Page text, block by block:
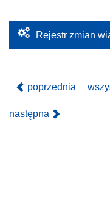
2
p
d
Rejestr zmian
poprzednia
następna